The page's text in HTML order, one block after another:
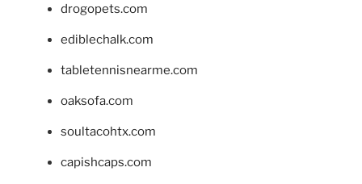
drogopets.com
ediblechalk.com
tabletennisnearme.com
oaksofa.com
soultacohtx.com
capishcaps.com